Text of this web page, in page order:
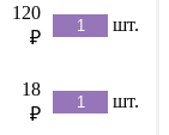
120
₽
шт.
18
₽
шт.